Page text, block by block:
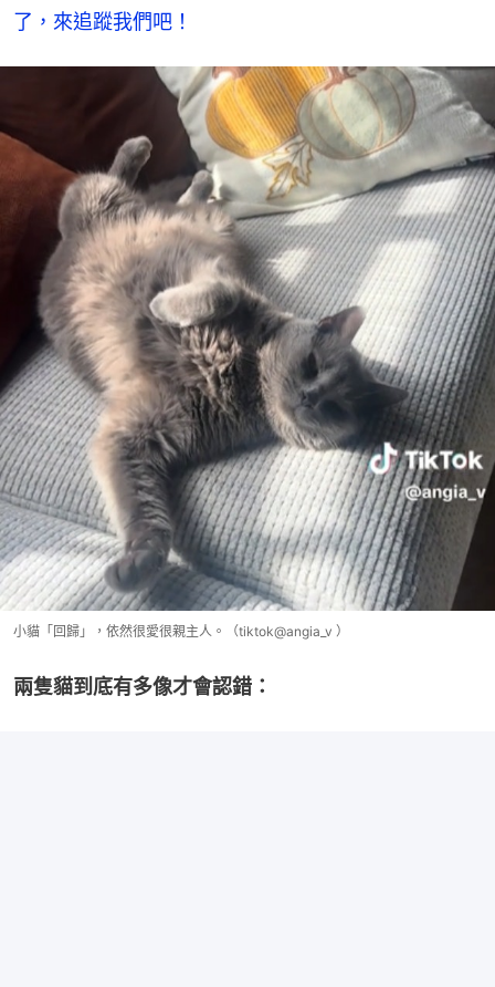
了，來追蹤我們吧！
小貓「回歸」，依然很愛很親主人。（tiktok@angia_v ）
兩隻貓到底有多像才會認錯：